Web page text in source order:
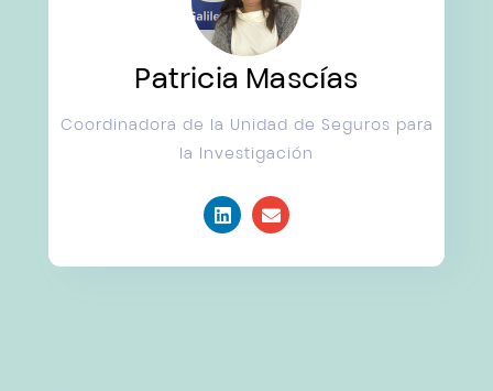
Patricia Mascías
Coordinadora de la Unidad de Seguros para
la Investigación